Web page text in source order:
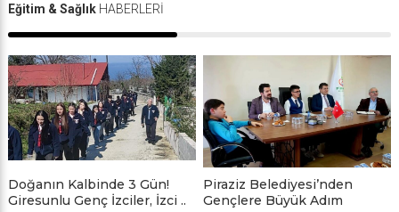
Eğitim & SağlıkHABERLERİ
Doğanın Kalbinde 3 Gün!
Giresunlu Genç İzciler, İzci ..
Piraziz Belediyesi’nden
Gençlere Büyük Adım